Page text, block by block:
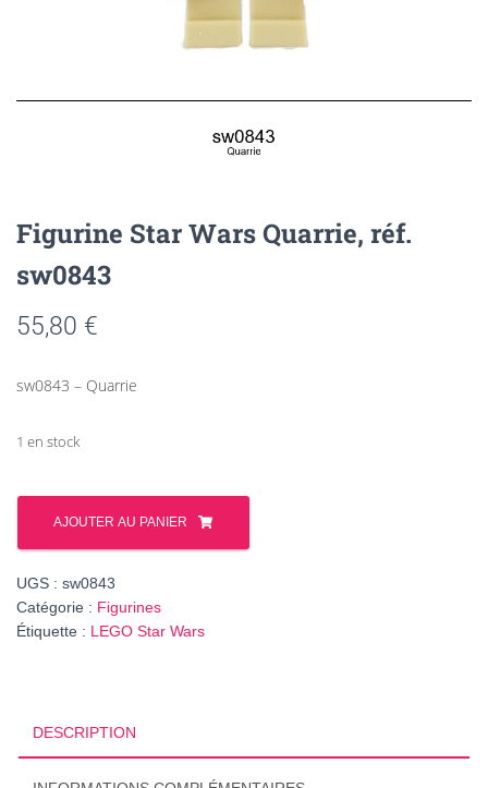
Figurine Star Wars Quarrie, réf.
sw0843
55,80 €
sw0843 – Quarrie
1 en stock
quantité
Figurine
Wars
Quarrie,
réf.
AJOUTER AU PANIER
UGS : sw0843
Catégorie : Figurines
Étiquette : LEGO Star Wars
DESCRIPTION